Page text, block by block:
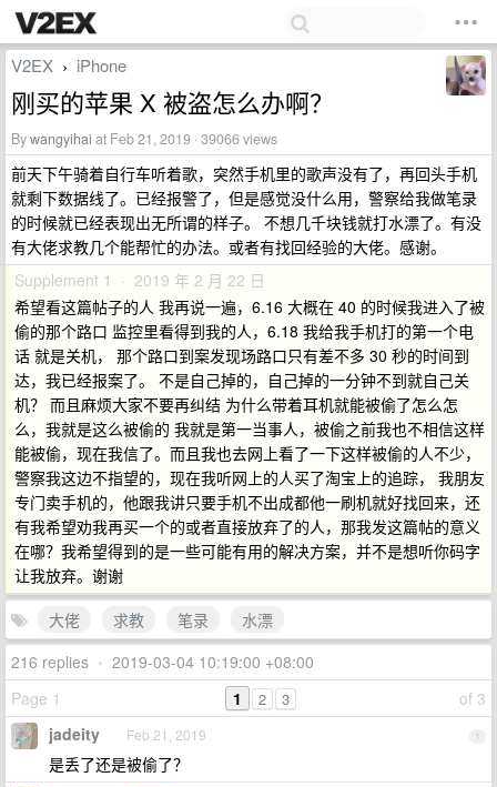
V2EX › iPhone
刚买的苹果 X 被盗怎么办啊？
Bywangyihai at Feb 21, 2019 · 39066 views
前天下午骑着自行车听着歌，突然手机里的歌声没有了，再回头手机
就剩下数据线了。已经报警了，但是感觉没什么用，警察给我做笔录
的时候就已经表现出无所谓的样子。 不想几千块钱就打水漂了。有没
有大佬求教几个能帮忙的办法。或者有找回经验的大佬。感谢。
Supplement 1 · 2019 年 2 月 22 日
希望看这篇帖子的人 我再说一遍，6.16 大概在 40 的时候我进入了被
偷的那个路口 监控里看得到我的人，6.18 我给我手机打的第一个电
话 就是关机， 那个路口到案发现场路口只有差不多 30 秒的时间到
达，我已经报案了。 不是自己掉的，自己掉的一分钟不到就自己关
机？ 而且麻烦大家不要再纠结 为什么带着耳机就能被偷了怎么怎
么，我就是这么被偷的 我就是第一当事人，被偷之前我也不相信这样
能被偷，现在我信了。而且我也去网上看了一下这样被偷的人不少，
警察我这边不指望的，现在我听网上的人买了淘宝上的追踪， 我朋友
专门卖手机的，他跟我讲只要手机不出成都他一刷机就好找回来，还
有我希望劝我再买一个的或者直接放弃了的人，那我发这篇帖的意义
在哪？我希望得到的是一些可能有用的解决方案，并不是想听你码字
让我放弃。谢谢
大佬
求教 笔录
水漂
216 replies • 2019-03-04 10:19:00 +08:00
Page 1
of 3
1 2 3
1
jadeity Feb 21, 2019
是丢了还是被偷了？